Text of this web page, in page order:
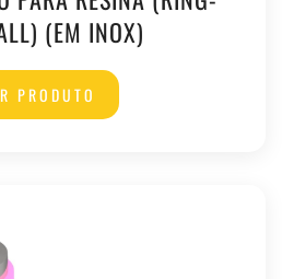
(EM INOX)
PRODUTO